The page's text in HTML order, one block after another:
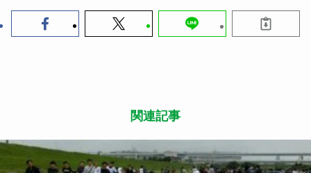
関連記事